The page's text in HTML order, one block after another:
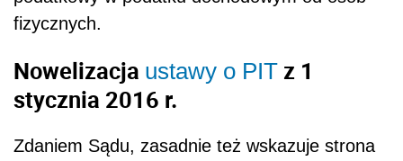
przepisami art. 1 pkt 1 lit a i art. 1 pkt 1 lit. b
ustawy z 9 października 2015 r. o zmianie
ustawy o podatku dochodowym od osób
fizycznych, ustawy o podatku dochodowym od
osób prawnych i niektórych innych ustaw (Dz.
U. z 2015 r. poz. 1932). Na skutek